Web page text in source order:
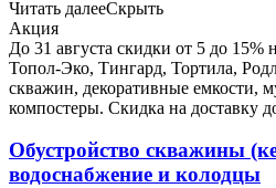
Читать далееСкрыть
Акция
До 31 августа скидки от 5 до 15%
Топол-Эко, Тингард, Тортила,
скважин, декоративные емкости,
компостеры. Скидка на доставку
Обустройство скважины
водоснабжение и колодцы